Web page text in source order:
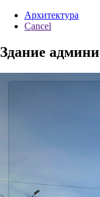
Архитектура
Cancel
Здание